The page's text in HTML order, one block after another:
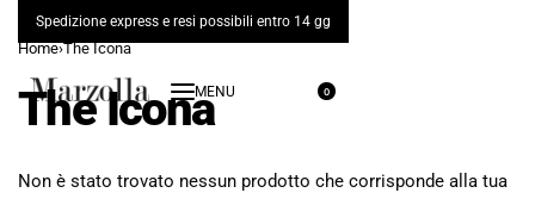
Spedizione express e resi possibili entro 14 gg
0
Home›The Icona
The Icona
Non è stato trovato nessun prodotto che corrisponde alla tua